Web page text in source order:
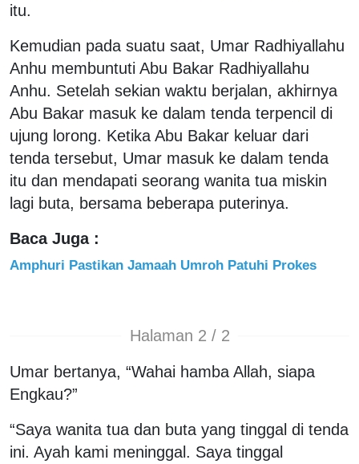
itu.
Kemudian pada suatu saat, Umar Radhiyallahu
Anhu membuntuti Abu Bakar Radhiyallahu
Anhu. Setelah sekian waktu berjalan, akhirnya
Abu Bakar masuk ke dalam tenda terpencil di
ujung lorong. Ketika Abu Bakar keluar dari
tenda tersebut, Umar masuk ke dalam tenda
itu dan mendapati seorang wanita tua miskin
lagi buta, bersama beberapa puterinya.
Baca Juga :
Amphuri Pastikan Jamaah Umroh Patuhi Prokes
Halaman 2 / 2
Umar bertanya, “Wahai hamba Allah, siapa
Engkau?”
“Saya wanita tua dan buta yang tinggal di tenda
ini. Ayah kami meninggal. Saya tinggal